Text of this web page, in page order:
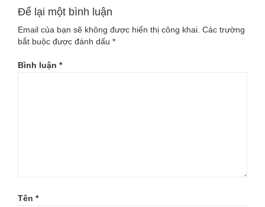
Để lại một bình luận
Email của bạn sẽ không được hiển thị công khai. Các trường
bắt buộc được đánh dấu *
Bình luận *
Tên *